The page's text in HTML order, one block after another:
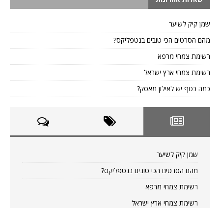
שמן קיק לשיער
מהם הסרטים הכי טובים בנטפליקס?
רשימת צמחי מרפא
רשימת צמחי ארץ ישראל
כמה כסף יש לאילון מאסק?
שמן קיק לשיער
מהם הסרטים הכי טובים בנטפליקס?
רשימת צמחי מרפא
רשימת צמחי ארץ ישראל